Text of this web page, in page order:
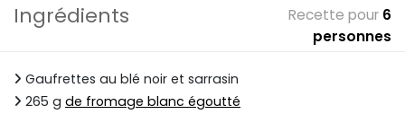
Ingrédients Recette pour 6
personnes
Gaufrettes au blé noir et sarrasin
265 g de fromage blanc égoutté